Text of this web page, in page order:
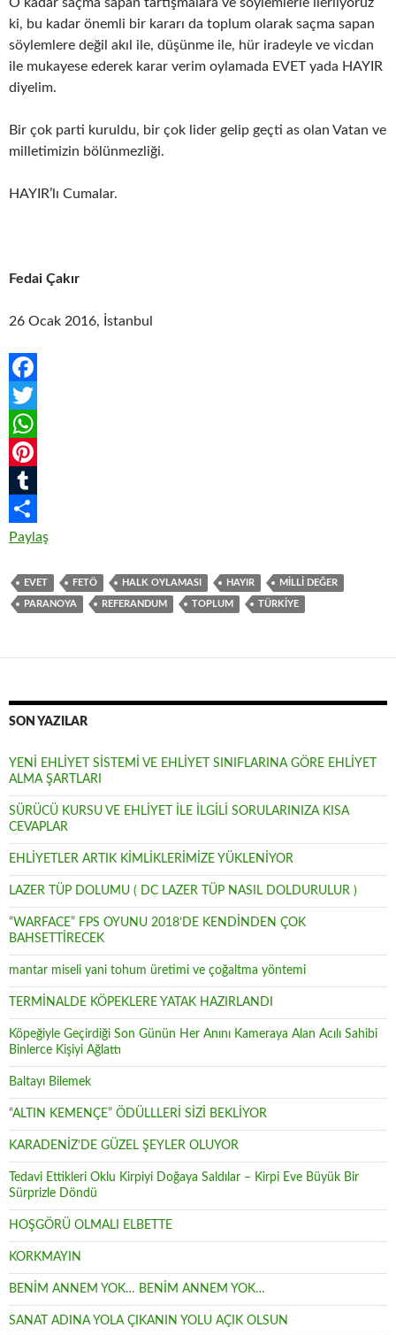
O kadar saçma sapan tartışmalara ve söylemlerle ilerliyoruz
ki, bu kadar önemli bir kararı da toplum olarak saçma sapan
söylemlere değil akıl ile, düşünme ile, hür iradeyle ve vicdan
ile mukayese ederek karar verim oylamada EVET yada HAYIR
diyelim.
Bir çok parti kuruldu, bir çok lider gelip geçti as olan Vatan ve
milletimizin bölünmezliği.
HAYIR’lı Cumalar.
Fedai Çakır
26 Ocak 2016, İstanbul
F
a
c
b
o
k
T
w
t
W
a
t
A
P
n
e
t
T
u
b
Paylaş
EVET FETÖ HALK OYLAMASI HAYIR MILLI DEĞER
PARANOYA REFERANDUM TOPLUM TÜRKIYE
SON YAZILAR
YENİ EHLİYET SİSTEMİ VE EHLİYET SINIFLARINA GÖRE EHLİYET
ALMA ŞARTLARI
SÜRÜCÜ KURSU VE EHLİYET İLE İLGİLİ SORULARINIZA KISA
CEVAPLAR
EHLİYETLER ARTIK KİMLİKLERİMİZE YÜKLENİYOR
LAZER TÜP DOLUMU ( DC LAZER TÜP NASIL DOLDURULUR )
“WARFACE” FPS OYUNU 2018’DE KENDİNDEN ÇOK
BAHSETTİRECEK
mantar miseli yani tohum üretimi ve çoğaltma yöntemi
TERMİNALDE KÖPEKLERE YATAK HAZIRLANDI
Köpeğiyle Geçirdiği Son Günün Her Anını Kameraya Alan Acılı Sahibi
Binlerce Kişiyi Ağlattı
Baltayı Bilemek
“ALTIN KEMENÇE” ÖDÜLLLERİ SİZİ BEKLİYOR
KARADENİZ’DE GÜZEL ŞEYLER OLUYOR
Tedavi Ettikleri Oklu Kirpiyi Doğaya Saldılar – Kirpi Eve Büyük Bir
Sürprizle Döndü
HOŞGÖRÜ OLMALI ELBETTE
KORKMAYIN
BENİM ANNEM YOK… BENİM ANNEM YOK…
SANAT ADINA YOLA ÇIKANIN YOLU AÇIK OLSUN